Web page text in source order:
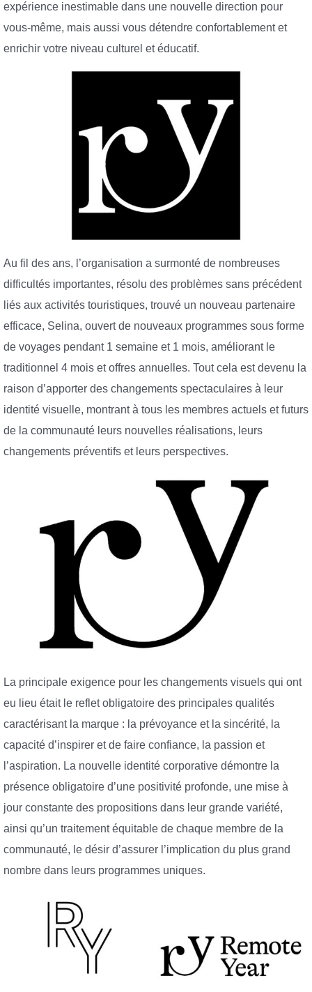
expérience inestimable dans une nouvelle direction pour
vous-même, mais aussi vous détendre confortablement et
enrichir votre niveau culturel et éducatif.
Au fil des ans, l’organisation a surmonté de nombreuses
difficultés importantes, résolu des problèmes sans précédent
liés aux activités touristiques, trouvé un nouveau partenaire
efficace, Selina, ouvert de nouveaux programmes sous forme
de voyages pendant 1 semaine et 1 mois, améliorant le
traditionnel 4 mois et offres annuelles. Tout cela est devenu la
raison d’apporter des changements spectaculaires à leur
identité visuelle, montrant à tous les membres actuels et futurs
de la communauté leurs nouvelles réalisations, leurs
changements préventifs et leurs perspectives.
La principale exigence pour les changements visuels qui ont
eu lieu était le reflet obligatoire des principales qualités
caractérisant la marque : la prévoyance et la sincérité, la
capacité d’inspirer et de faire confiance, la passion et
l’aspiration. La nouvelle identité corporative démontre la
présence obligatoire d’une positivité profonde, une mise à
jour constante des propositions dans leur grande variété,
ainsi qu’un traitement équitable de chaque membre de la
communauté, le désir d’assurer l’implication du plus grand
nombre dans leurs programmes uniques.